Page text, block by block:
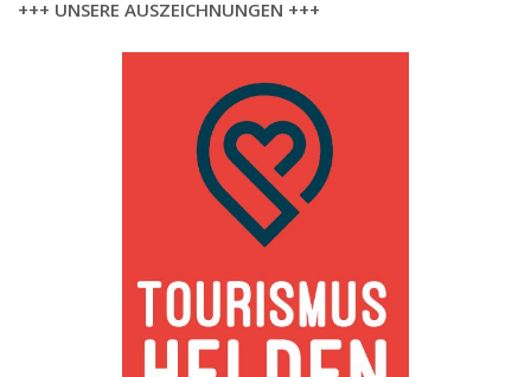
+++ UNSERE AUSZEICHNUNGEN +++